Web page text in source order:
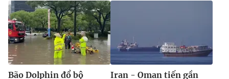
Bão Dolphin đổ bộ
Iran - Oman tiến gần